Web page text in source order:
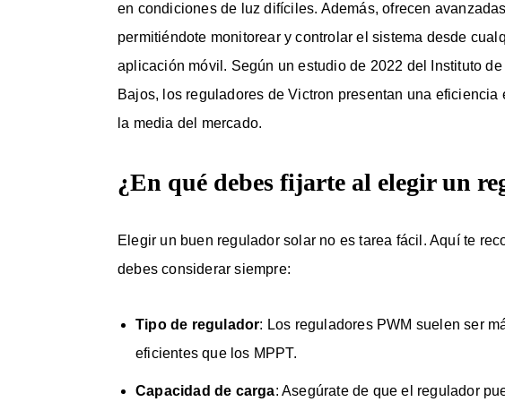
en condiciones de luz difíciles. Además, ofrecen
permitiéndote monitorear y controlar el sistema desde
aplicación móvil. Según un estudio de 2022 del Instituto
Bajos, los reguladores de Victron presentan una eficiencia
la media del mercado.
¿En qué debes fijarte al elegir un
Elegir un buen regulador solar no es tarea fácil. Aquí te
debes considerar siempre:
Tipo de regulador: Los reguladores PWM suelen ser
eficientes que los MPPT.
Capacidad de carga: Asegúrate de que el regulador